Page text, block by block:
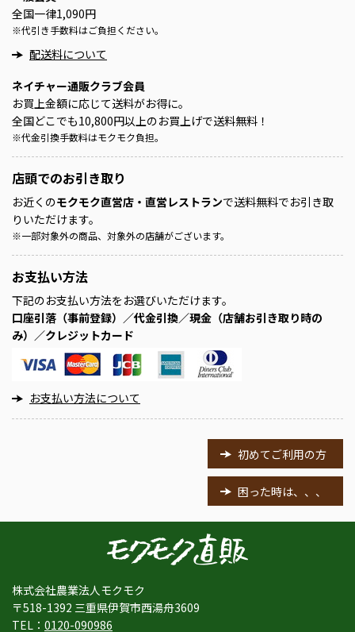
全国一律1,090円
※代引き手数料はご負担ください。
配送料について
ネイチャー通販クラブ会員
お買上金額に応じて送料がお得に。
全国どこでも10,800円以上のお買上げで送料無料！
※代金引換手数料はモクモク負担。
店頭でのお引き取り
お近くのモクモク直営店・直営レストランで送料無料でお引き取
りいただけます。
※一部対象外の商品、対象外の店舗がございます。
お支払い方法
下記のお支払い方法をお選びいただけます。
口座引落（事前登録）／代金引換／現金（店舗お引き取り時の
み）／クレジットカード
お支払い方法について
初めてご利用の方
困った時は、、、
株式会社農業法人モクモク
〒518-1392 三重県伊賀市西湯舟3609
TEL： 0120-090986